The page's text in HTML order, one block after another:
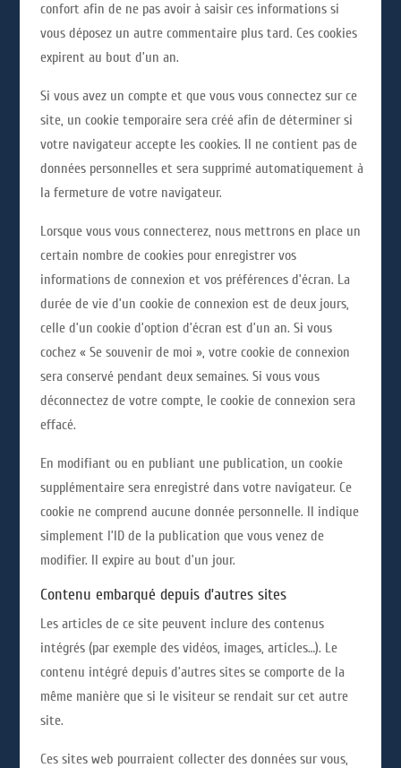
confort afin de ne pas avoir à saisir ces informations si
vous déposez un autre commentaire plus tard. Ces cookies
expirent au bout d’un an.
Si vous avez un compte et que vous vous connectez sur ce
site, un cookie temporaire sera créé afin de déterminer si
votre navigateur accepte les cookies. Il ne contient pas de
données personnelles et sera supprimé automatiquement à
la fermeture de votre navigateur.
Lorsque vous vous connecterez, nous mettrons en place un
certain nombre de cookies pour enregistrer vos
informations de connexion et vos préférences d’écran. La
durée de vie d’un cookie de connexion est de deux jours,
celle d’un cookie d’option d’écran est d’un an. Si vous
cochez « Se souvenir de moi », votre cookie de connexion
sera conservé pendant deux semaines. Si vous vous
déconnectez de votre compte, le cookie de connexion sera
effacé.
En modifiant ou en publiant une publication, un cookie
supplémentaire sera enregistré dans votre navigateur. Ce
cookie ne comprend aucune donnée personnelle. Il indique
simplement l’ID de la publication que vous venez de
modifier. Il expire au bout d’un jour.
Contenu embarqué depuis d’autres sites
Les articles de ce site peuvent inclure des contenus
intégrés (par exemple des vidéos, images, articles…). Le
contenu intégré depuis d’autres sites se comporte de la
même manière que si le visiteur se rendait sur cet autre
site.
Ces sites web pourraient collecter des données sur vous,